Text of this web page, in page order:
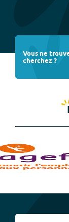
Vous ne
cherchez ?